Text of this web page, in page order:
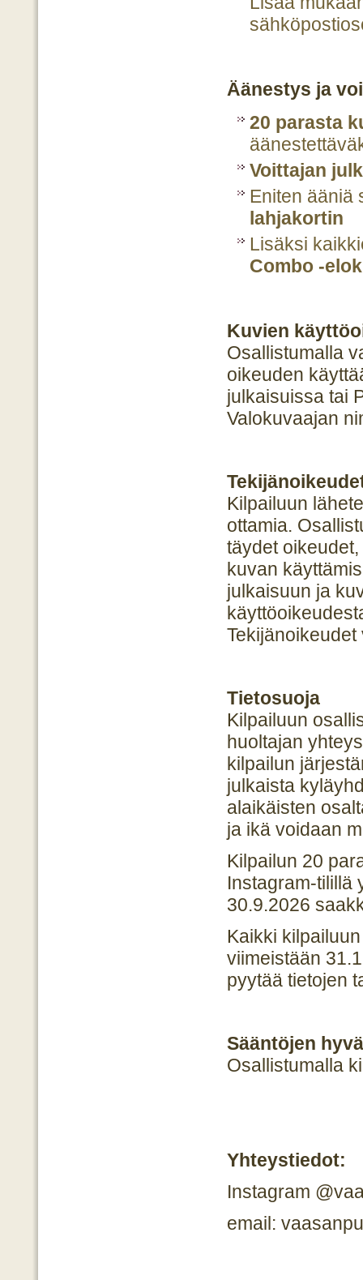
Äänestys ja
20 parasta
Voittajan
Eniten ääniä
lahjakortin
Lisäksi
Combo -
Kuvien
Osallistumalla
oikeuden
julkaisuissa tai
Valokuvaajan
Kilpailuun
ottamia.
täydet
kuvan
julkaisuun ja
Tietosuoja
Kilpailuun
huoltajan
kilpailun
julkaista
alaikäisten
ja ikä voidaan
Kilpailun 20
Instagram-tilillä
30.9.2026
Kaikki
viimeistään
pyytää tietojen
Sääntöjen
Osallistumalla
Yhteystiedot:
Instagram
email: